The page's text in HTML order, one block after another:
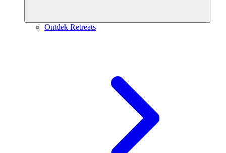
Ontdek Retreats